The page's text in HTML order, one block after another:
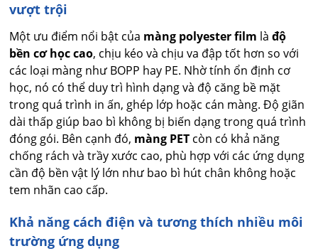
vượt trội
Một ưu điểm nổi bật của màng polyester film làđộ
bền cơ học cao, chịu kéo và chịu va đập tốt hơn so với
các loại màng như BOPP hay PE. Nhờ tính ổn định cơ
học, nó có thể duy trì hình dạng và độ căng bề mặt
trong quá trình in ấn, ghép lớp hoặc cán màng. Độ giãn
dài thấp giúp bao bì không bị biến dạng trong quá trình
đóng gói. Bên cạnh đó, màng PET còn có khả năng
chống rách và trầy xước cao, phù hợp với các ứng dụng
cần độ bền vật lý lớn như bao bì hút chân không hoặc
tem nhãn cao cấp.
Khả năng cách điện và tương thích nhiều môi
trường ứng dụng